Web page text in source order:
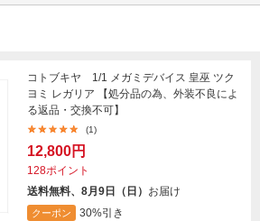
コトブキヤ 1/1 メガミデバイス 皇巫 ツク
ヨミ レガリア 【処分品の為、外装不良によ
る返品・交換不可】
(1)
12,800円
128ポイント
送料無料、8月9日（日） お届け
クーポン 30%引き